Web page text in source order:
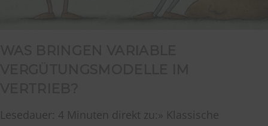
Lesedauer: 4 Minuten direkt zu:» Klassische